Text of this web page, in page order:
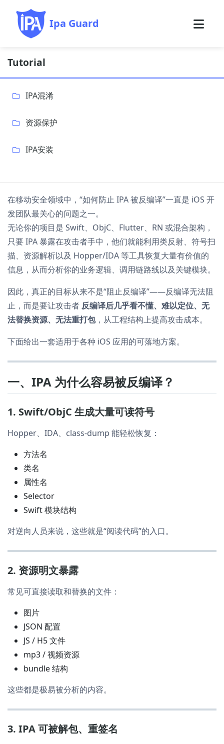
Ipa Guard
Tutorial
IPA混淆
资源保护
IPA安装
在移动安全领域中，“如何防止 IPA 被反编译”一直是 iOS 开
发团队最关心的问题之一。
无论你的项目是 Swift、ObjC、Flutter、RN 或混合架构，
只要 IPA 暴露在攻击者手中，他们就能利用类反射、符号扫
描、资源解析以及 Hopper/IDA 等工具恢复大量有价值的
信息，从而分析你的业务逻辑、调用链路线以及关键模块。
因此，真正的目标从来不是“阻止反编译”——反编译无法阻
止，而是要让攻击者 反编译后几乎看不懂、难以定位、无
法替换资源、无法重打包，从工程结构上提高攻击成本。
下面给出一套适用于各种 iOS 应用的可落地方案。
一、IPA 为什么容易被反编译？
1. Swift/ObjC 生成大量可读符号
Hopper、IDA、class-dump 能轻松恢复：
方法名
类名
属性名
Selector
Swift 模块结构
对逆向人员来说，这些就是“阅读代码”的入口。
2. 资源明文暴露
常见可直接读取和替换的文件：
图片
JSON 配置
JS / H5 文件
mp3 / 视频资源
bundle 结构
这些都是极易被分析的内容。
3. IPA 可被解包、重签名